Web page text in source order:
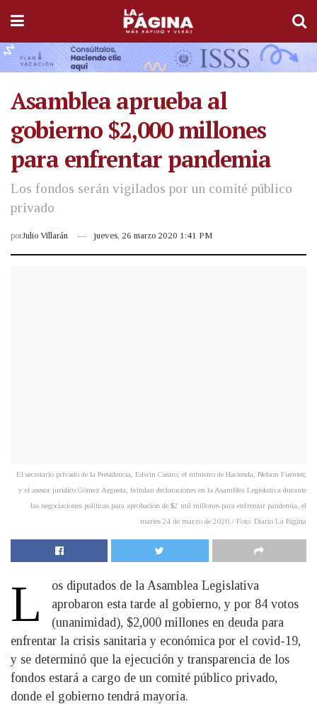
Asamblea aprueba al
gobierno $2,000 millones
para enfrentar pandemia
Los fondos serán vigilados por un comité público
privado
porJulio Villarán jueves, 26 marzo 2020 1:41 PM
El secretario privado de la Presidencia, Edwin Castro; el ministro de Hacienda, Nelson Fuentes;
y el asesor jurídico Gómez Argueta, brindan declaraciones en la Asamblea Legislativa durante
las negociaciones políticas para aprobación de $2 mil millones para enfrentar pandemia, el
martes 24 de marzo de 2020./ Foto: Diario La Página
L
​os diputados de la Asamblea Legislativa
aprobaron esta tarde al gobierno, y por 84 votos
(unanimidad), $2,000 millones en deuda para
enfrentar la crisis sanitaria y económica por el covid-19,
y se determinó que la ejecución y transparencia de los
fondos estará a cargo de un comité público privado,
donde el gobierno tendrá mayoría.